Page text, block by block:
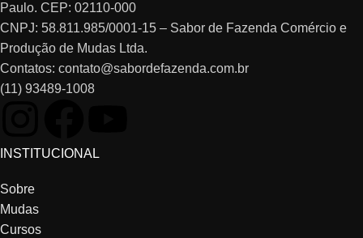
Paulo. CEP: 02110-000
CNPJ: 58.811.985/0001-15 – Sabor de Fazenda Comércio e
Produção de Mudas Ltda.
Contatos: contato@sabordefazenda.com.br
(11) 93489-1008
INSTITUCIONAL
Sobre
Mudas
Cursos